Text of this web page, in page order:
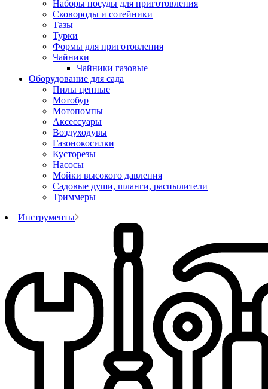
Наборы посуды для приготовления
Сковороды и сотейники
Тазы
Турки
Формы для приготовления
Чайники
Чайники газовые
Оборудование для сада
Пилы цепные
Мотобур
Мотопомпы
Аксессуары
Воздуходувы
Газонокосилки
Кусторезы
Насосы
Мойки высокого давления
Садовые души, шланги, распылители
Триммеры
Инструменты